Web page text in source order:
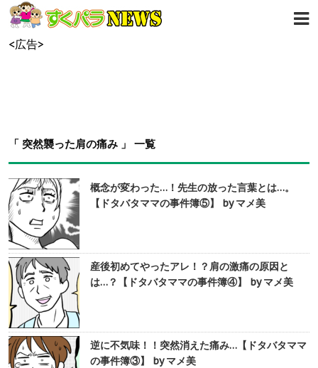
<広告>
「 突然襲った肩の痛み 」 一覧
概念が変わった…！先生の放った言葉とは…。
【ドタバタママの事件簿⑤】 by マメ美
産後初めてやったアレ！？肩の激痛の原因と
は…？【ドタバタママの事件簿④】 by マメ美
逆に不気味！！突然消えた痛み…【ドタバタママ
の事件簿③】 by マメ美